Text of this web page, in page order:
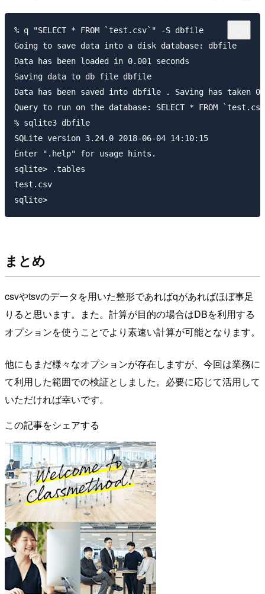
% q "SELECT * FROM `test.csv`" -S dbfile
Going to save data into a disk database: dbfile
Data has been loaded in 0.001 seconds
Saving data to db file dbfile
Data has been saved into dbfile . Saving has taken
Query to run on the database: SELECT * FROM
% sqlite3 dbfile
SQLite version 3.24.0 2018-06-04 14:10:15
Enter ".help" for usage hints.
sqlite> .tables
test.csv
まとめ
csvやtsvのデータを用いた整形であればqがあればほぼ事足
りると思います。また。計算が目的の場合はDBを利用する
オプションを使うことでより素速い計算が可能となります。
他にもまだ様々なオプションが存在しますが、今回は業務に
て利用した範囲での検証としました。必要に応じて活用して
いただければ幸いです。
この記事をシェアする